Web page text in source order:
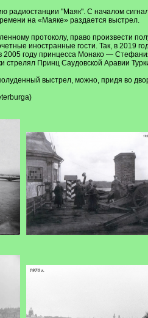
радиостанции "Маяк". С началом
на «Маяке» раздается выстрел.
протоколу, право произвести
иностранные гости. Так, в 2019
2005 году принцесса Монако —
стрелял Принц Саудовской Аравии
выстрел, можно, придя во